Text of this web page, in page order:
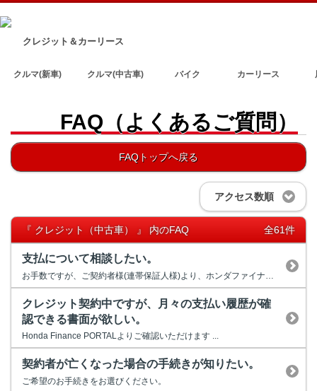
クレジット＆カーリース
クルマ(新車) クルマ(中古車) バイク カーリース
FAQ（よくあるご質問）
FAQトップへ戻る
アクセス数順
『 クレジット（中古車） 』 内のFAQ 全61件
支払について相談したい。
クレジット契約中ですが、月々の支払い履歴が確
認できる書面が欲しい。
Honda Finance PORTALよりご確認いただけます ...
契約者が亡くなった場合の手続きが知りたい。
ご希望のお手続きをお選びください。